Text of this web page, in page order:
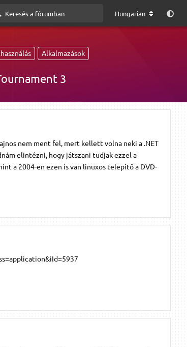
Hungarian
Alkalmazások
3
nem ment fel, mert kellett volna neki a .NET
elintézni, hogy játszani tudjak ezzel a
a 2004-en ezen is van linuxos telepítő a DVD-